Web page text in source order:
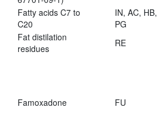
Fatty acids C7 to
C20
IN, AC, HB,
PG
Fat distilation
residues
RE
Famoxadone FU